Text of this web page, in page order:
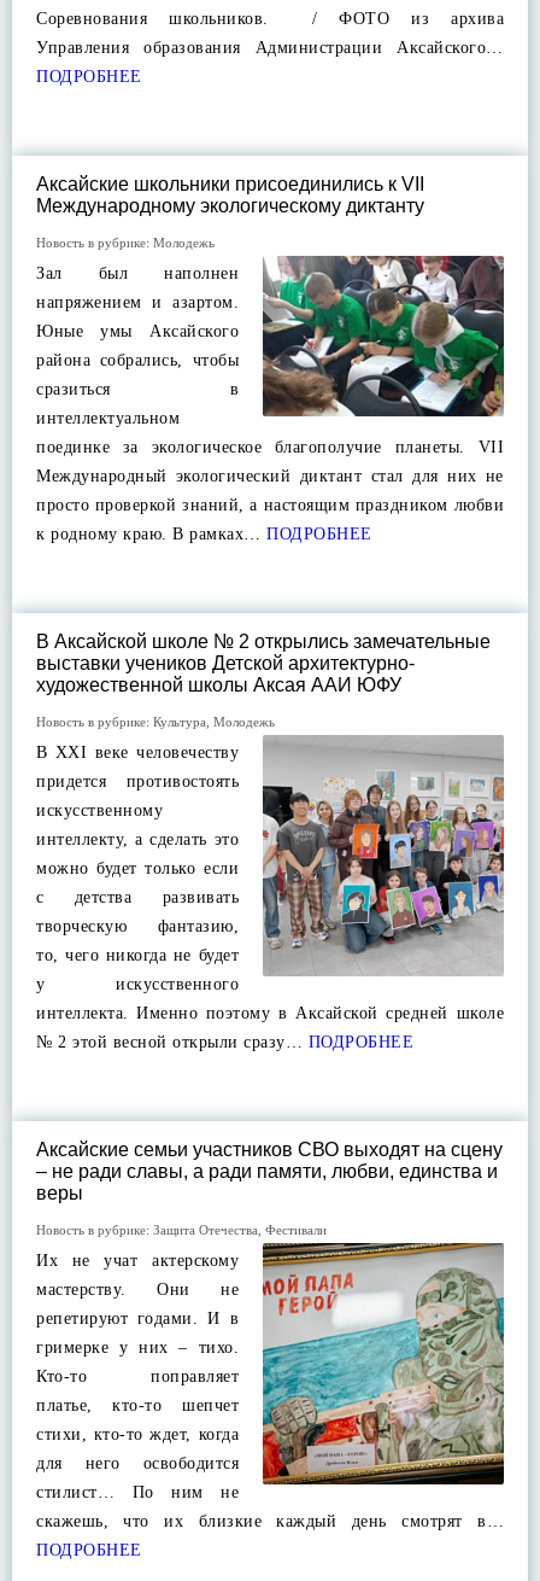
Соревнования школьников. / ФОТО из архива
Управления образования Администрации Аксайского…
ПОДРОБНЕЕ
Аксайские школьники присоединились к VII
Международному экологическому диктанту
Новость в рубрике: Молодежь
Зал был наполнен
напряжением и азартом.
Юные умы Аксайского
района собрались, чтобы
сразиться в
интеллектуальном
поединке за экологическое благополучие планеты. VII
Международный экологический диктант стал для них не
просто проверкой знаний, а настоящим праздником любви
к родному краю. В рамках… ПОДРОБНЕЕ
В Аксайской школе № 2 открылись замечательные
выставки учеников Детской архитектурно-
художественной школы Аксая ААИ ЮФУ
Новость в рубрике: Культура Молодежь
В XXI веке человечеству
придется противостоять
искусственному
интеллекту, а сделать это
можно будет только если
с детства развивать
творческую фантазию,
то, чего никогда не будет
у искусственного
интеллекта. Именно поэтому в Аксайской средней школе
№ 2 этой весной открыли сразу… ПОДРОБНЕЕ
Аксайские семьи участников СВО выходят на сцену
– не ради славы, а ради памяти, любви, единства и
веры
Новость в рубрике: Защита Отечества Фестивали
Их не учат актерскому
мастерству. Они не
репетируют годами. И в
гримерке у них – тихо.
Кто-то поправляет
платье, кто-то шепчет
стихи, кто-то ждет, когда
для него освободится
стилист… По ним не
скажешь, что их близкие каждый день смотрят в…
ПОДРОБНЕЕ